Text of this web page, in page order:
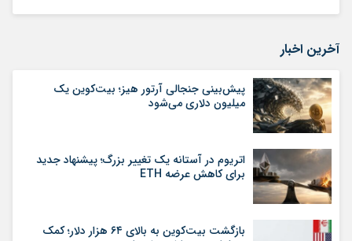
آخرین اخبار
پیش‌بینی جنجالی آرتور هیز؛ بیت‌کوین یک
میلیون دلاری می‌شود
اتریوم در آستانه یک تغییر بزرگ؛ پیشنهاد جدید
برای کاهش عرضه ETH
بازگشت بیت‌کوین به بالای ۶۴ هزار دلار؛ کمک